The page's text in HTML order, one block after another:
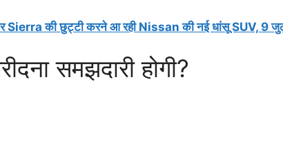
की छुट्टी करने आ रही Nissan की नई धांसू SUV, 9
समझदारी होगी?